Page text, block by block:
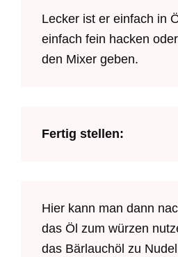
Lecker ist er einfach in
einfach fein hacken
den Mixer geben.
Fertig stellen:
Hier kann man dann
das Öl zum würzen
das Bärlauchöl zu